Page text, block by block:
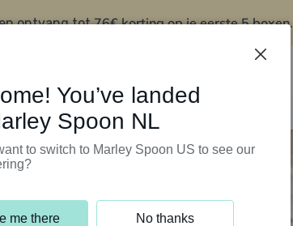
ontvang tot76€ korting op je eerste 5 boxen.
You’ve landed
Spoon NL
to switch to Marley Spoon US to see our
me there No thanks